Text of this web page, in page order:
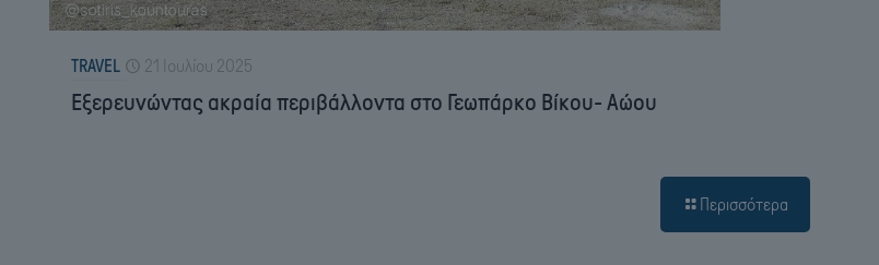
TRAVEL 21 Ιουλίου 2025
Εξερευνώντας ακραία περιβάλλοντα στο Γεωπάρκο Βίκου- Αώου
Περισσότερα